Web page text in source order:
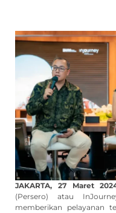
JAKARTA, 27 Maret
(Persero) atau
memberikan pelayanan